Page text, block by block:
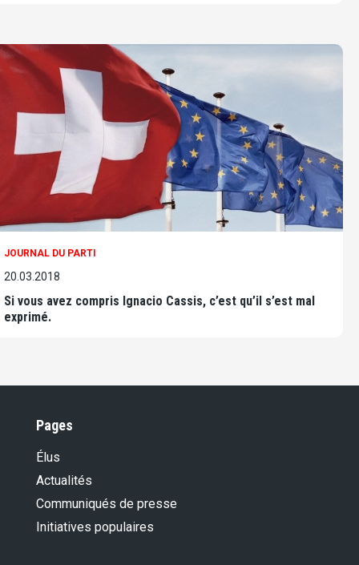
JOURNAL DU PARTI
20.03.2018
Si vous avez compris Ignacio Cassis, c’est qu’il s’est mal
exprimé.
Pages
Élus
Actualités
Communiqués de presse
Initiatives populaires